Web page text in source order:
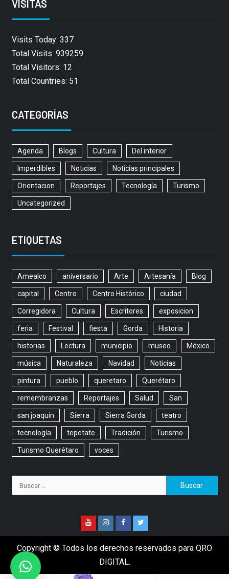
VISITAS
Visits Today: 337
Total Visits: 939259
Total Visitors: 12
Total Countries: 51
CATEGORÍAS
Agenda Blogs Cultura Del interior
Imperdibles Noticias Noticias principales
Orientacion Reportajes Tecnología Turismo
Uncategorized
ETIQUETAS
Amealco aniversario Arte Artesanía Blog
capital Centro Centro Histórico ciudad
Corregidora Cultura Escritores exposicion
feria Festival fiesta Gorda Historia
historias Lectura municipio museo México
música Naturaleza Navidad Noticias
pintura pueblo queretaro Querétaro
remembranzas Reportajes Salud San
san joaquin Sierra Sierra Gorda teatro
tecnología tepetate Tradición Turismo
Turismo Querétaro voces
Copyright © Todos los derechos reservados para QRO
DIGITAL.